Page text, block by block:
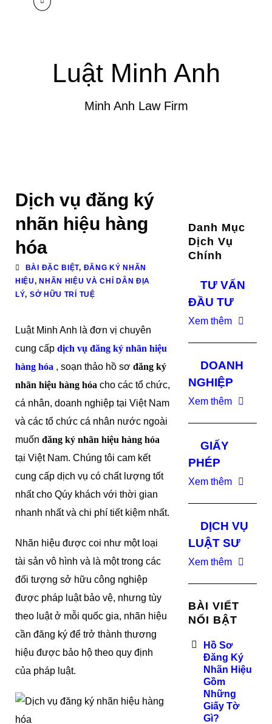
Luật Minh Anh
Minh Anh Law Firm
Dịch vụ đăng ký
nhãn hiệu hàng
hóa
BÀI ĐẶC BIỆT, ĐĂNG KÝ NHÃN
HIỆU, NHÃN HIỆU VÀ CHỈ DẪN ĐỊA
LÝ, SỞ HỮU TRÍ TUỆ
Luật Minh Anh là đơn vị chuyên
cung cấp dịch vụ đăng ký nhãn hiệu
hàng hóa , soạn thảo hồ sơ đăng ký
nhãn hiệu hàng hóa cho các tổ chức,
cá nhân, doanh nghiệp tại Việt Nam
và các tổ chức cá nhân nước ngoài
muốn đăng ký nhãn hiệu hàng hóa
tại Việt Nam. Chúng tôi cam kết
cung cấp dịch vụ có chất lượng tốt
nhất cho Qúy khách với thời gian
nhanh nhất và chi phí tiết kiệm nhất.
Nhãn hiệu được coi như một loại
tài sản vô hình và là một trong các
đối tượng sở hữu công nghiệp
được pháp luật bảo vệ, nhưng tùy
theo luật ở mỗi quốc gia, nhãn hiệu
cần đăng ký để trở thành thương
hiệu được bảo hộ theo quy định
của pháp luật.
Danh Mục
Dịch Vụ
Chính
TƯ VẤN
ĐẦU TƯ
Xem thêm
DOANH
NGHIỆP
Xem thêm
GIẤY
PHÉP
Xem thêm
DỊCH VỤ
LUẬT SƯ
Xem thêm
BÀI VIẾT
NỔI BẬT
Hồ Sơ
Đăng Ký
Nhãn Hiệu
Gồm
Những
Giấy Tờ
Gì?